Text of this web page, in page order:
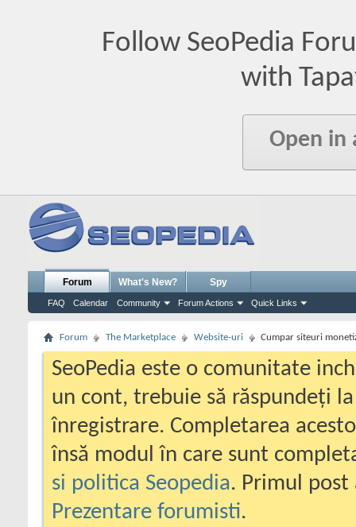
Follow SeoPedia
with
Open in
Forum
FAQ Calendar Community Forum Actions Quick Links
What's New? Spy
Forum The Marketplace Website-uri Cumpar siteuri
SeoPedia este o comunitate
un cont, trebuie să răspundeți
înregistrare. Completarea
însă modul în care sunt
si politica Seopedia. Primul
Prezentare forumisti.